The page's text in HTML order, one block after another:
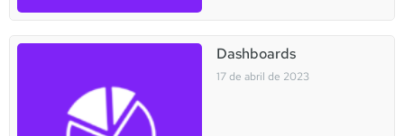
Dashboards
17 de abril de 2023